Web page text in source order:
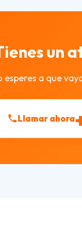
un
esperes a que
Llamar ahora